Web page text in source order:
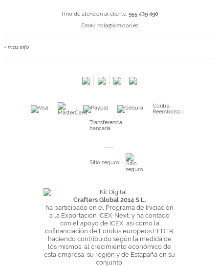
Tfno de atención al cliente: 955 439 490
Email: hola@kimidori.es
+ más info
Kimidori PRINT, nuestro servicio de impresión de fotos
Pago seguro y financiación
Condiciones generales de Compra
Política de Privacidad
Política de Cookies
Contra
Reembolso
Transferencia
bancaria
Sitio seguro:
Crafters Global 2014 S.L.
ha participado en el Programa de Iniciación
a la Exportación ICEX-Next, y ha contado
con el apoyo de ICEX, así como la
cofinanciación de Fondos europeos FEDER,
haciendo contribuido según la medida de
los mismos, al crecimiento económico de
esta empresa, su región y de Estapaña en su
conjunto.